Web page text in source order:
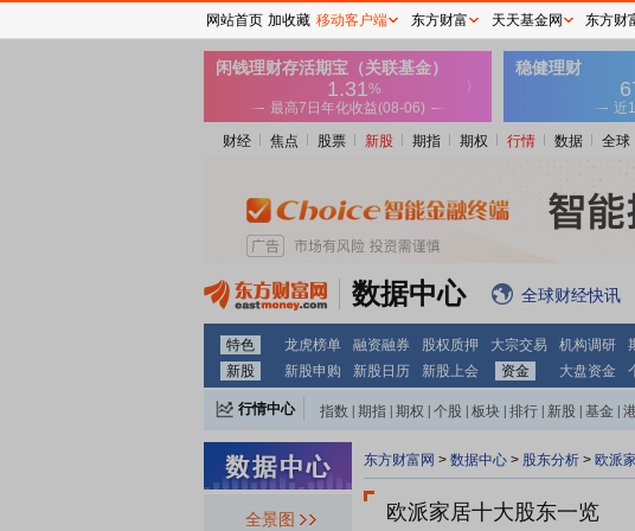
财经 焦点 股票 新股 期指 期权 行情 数据 全球
数据中心 全球财经快讯
特色 龙虎榜单 融资融券 股权质押 大宗交易 机构调研
新股
新股申购 新股日历 新股上会 资金 大盘资金
行情中心 指数 期指 期权 个股 板块 排行 新股 基金
全景图
东方财富网 > 数据中心 > 股东分析 > 欧派
欧派家居十大股东一览
网站首页 加收藏 移动客户端 东方财富 天天基金网 东方财